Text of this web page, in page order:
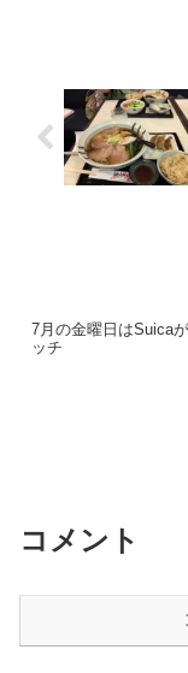
7月の金曜日はSuica
ッチ
コメント